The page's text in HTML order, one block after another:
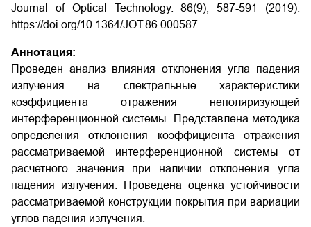
Journal of Optical Technology. 86(9), 587-591 (2019).
https://doi.org/10.1364/JOT.86.000587
Аннотация:
Проведен анализ влияния отклонения угла падения
излучения на спектральные характеристики
коэффициента отражения неполяризующей
интерференционной системы. Представлена методика
определения отклонения коэффициента отражения
рассматриваемой интерференционной системы от
расчетного значения при наличии отклонения угла
падения излучения. Проведена оценка устойчивости
рассматриваемой конструкции покрытия при вариации
углов падения излучения.